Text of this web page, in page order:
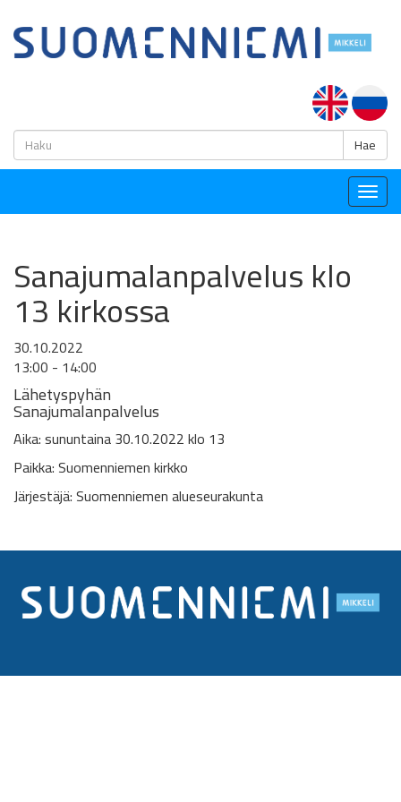
Hae
Sanajumalanpalvelus klo
13 kirkossa
30.10.2022
13:00 - 14:00
Lähetyspyhän
Sanajumalanpalvelus
Aika: sununtaina 30.10.2022 klo 13
Paikka: Suomenniemen kirkko
Järjestäjä: Suomenniemen alueseurakunta